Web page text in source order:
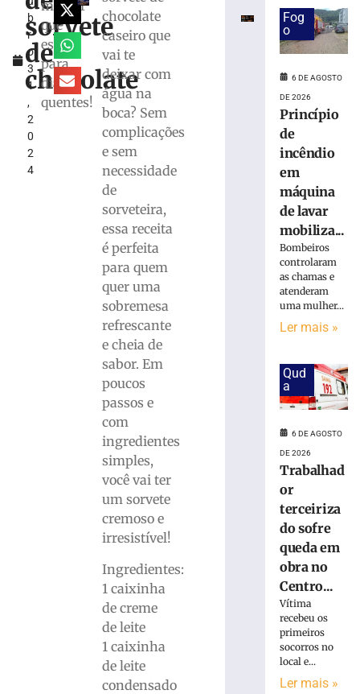
b
r
o
3
1
,
2
0
2
4
sorvete
de
chocolate
melhor
que
essa
para
dias
quentes!
chocolate
caseiro que
vai te
deixar com
água na
boca? Sem
complicações
e sem
necessidade
de
sorveteira,
essa receita
é perfeita
para quem
quer uma
sobremesa
refrescante
e cheia de
sabor. Em
poucos
passos e
com
ingredientes
simples,
você vai ter
um sorvete
cremoso e
irresistível!
Ingredientes:
1 caixinha
de creme
de leite
1 caixinha
de leite
condensado
Carnaval
mais
seguro
Brasil
Receita
deliciosa
brownie
chocolate
Receita
tilápia
limão
siciliano
legumes
Fog
o
6 DE AGOSTO
DE 2026
Princípio
de
incêndio
em
máquina
de lavar
mobiliza...
Bombeiros
controlaram
as chamas e
atenderam
uma mulher...
Ler mais »
Qud
a
6 DE AGOSTO
DE 2026
Trabalhad
or
terceiriza
do sofre
queda em
obra no
Centro...
Vítima
recebeu os
primeiros
socorros no
local e...
Ler mais »